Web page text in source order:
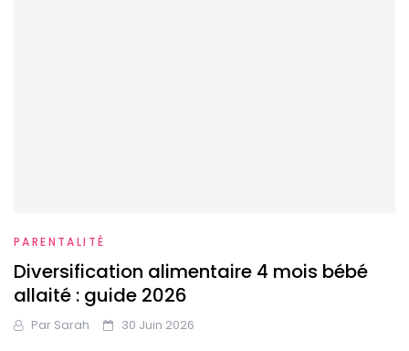
PARENTALITÉ
Diversification alimentaire 4 mois bébé
allaité : guide 2026
Par Sarah 30 Juin 2026